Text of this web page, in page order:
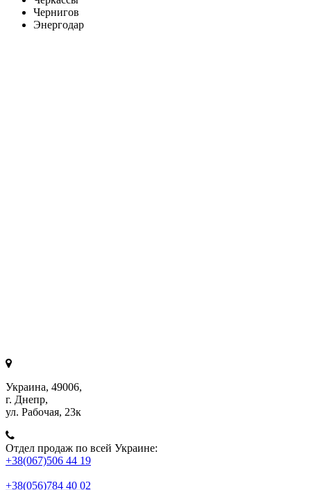
Чернигов
Энергодар
Украина, 49006,
г. Днепр,
ул. Рабочая, 23к
Отдел продаж по всей Украине:
+38(067)506 44 19
+38(056)784 40 02